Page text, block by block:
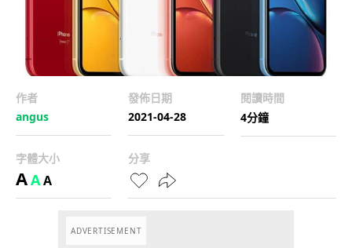
作者
angus
發佈日期
2021-04-28
閱讀時間
4分鐘
字體大小
AAA
分享
ADVERTISEMENT